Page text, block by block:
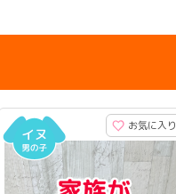
お気に入り